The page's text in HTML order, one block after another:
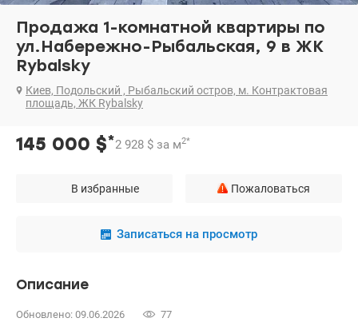
Продажа 1-комнатной квартиры по
ул.Набережно-Рыбальская, 9 в ЖК
Rybalsky
Киев, Подольский , Рыбальский остров, м. Контрактовая
площадь, ЖК Rybalsky
145 000 $*2 928 $ за м2*
В избранные Пожаловаться
Записаться на просмотр
Описание
Обновлено: 09.06.2026 77